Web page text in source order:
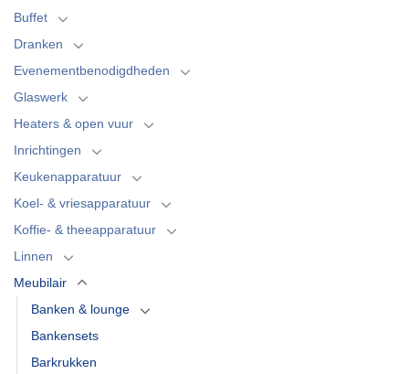
Buffet
Dranken
Evenementbenodigdheden
Glaswerk
Heaters & open vuur
Inrichtingen
Keukenapparatuur
Koel- & vriesapparatuur
Koffie- & theeapparatuur
Linnen
Meubilair
Banken & lounge
Bankensets
Barkrukken